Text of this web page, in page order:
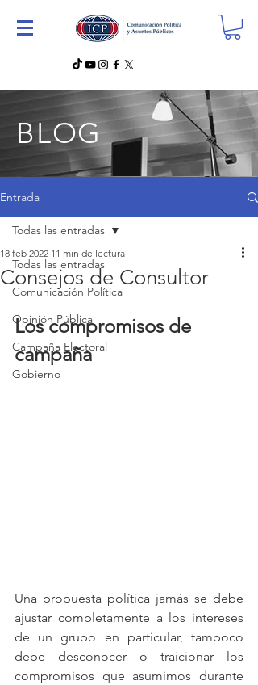
BLOG
Entrada
Todas las entradas
Comunicación Política
Opinión Pública
Campaña Electoral
Gobierno
Todas las entradas
Consejos de Consultor
18 feb 2022 11 min de lectura
Los compromisos de
campaña
Una propuesta política jamás se debe
ajustar completamente a los intereses
de un grupo en particular, tampoco
debe desconocer o traicionar los
compromisos que asumimos durante